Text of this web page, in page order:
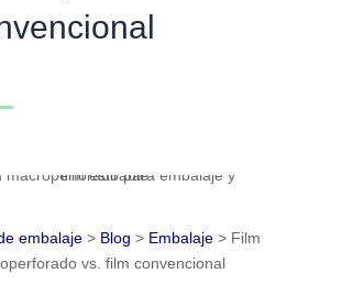
embalaje > Blog > Embalaje > Film
vs. film convencional